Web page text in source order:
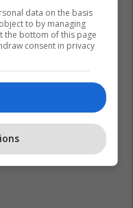
data on the basis
to by managing
the bottom of this page
consent in privacy